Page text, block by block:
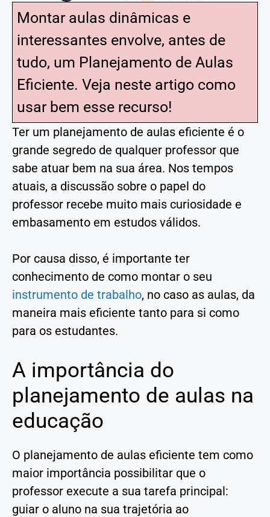
Montar aulas dinâmicas e
interessantes envolve, antes de
tudo, um Planejamento de Aulas
Eficiente. Veja neste artigo como
usar bem esse recurso!
Ter um planejamento de aulas eficiente é o
grande segredo de qualquer professor que
sabe atuar bem na sua área. Nos tempos
atuais, a discussão sobre o papel do
professor recebe muito mais curiosidade e
embasamento em estudos válidos.
Por causa disso, é importante ter
conhecimento de como montar o seu
instrumento de trabalho, no caso as aulas, da
maneira mais eficiente tanto para si como
para os estudantes.
A importância do
planejamento de aulas na
educação
O planejamento de aulas eficiente tem como
maior importância possibilitar que o
professor execute a sua tarefa principal:
guiar o aluno na sua trajetória ao